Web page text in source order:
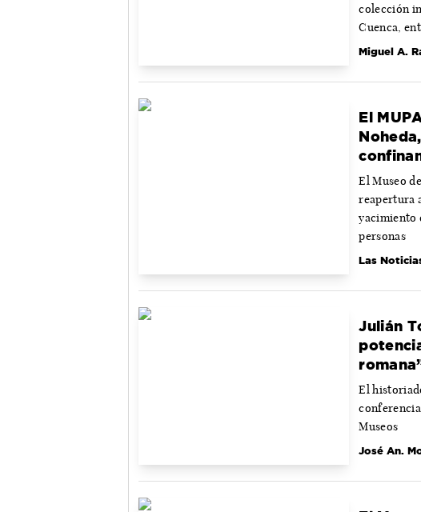
colección
Cuenca,
Miguel A.
El
El Museo
reapertura
yacimiento
personas
Las
Julián
El
Museos
José An.